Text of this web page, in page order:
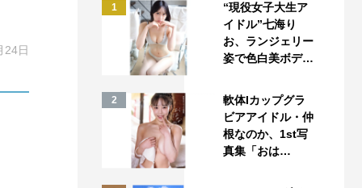
24日
1
“現役女子大生ア
イドル”七海り
お、ランジェリー
姿で色白美ボデ…
2
軟体Iカップグラ
ビアアイドル・仲
根なのか、1st写
真集「おは…